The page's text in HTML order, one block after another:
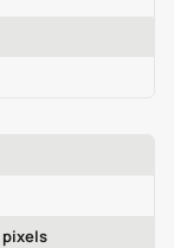
pixels